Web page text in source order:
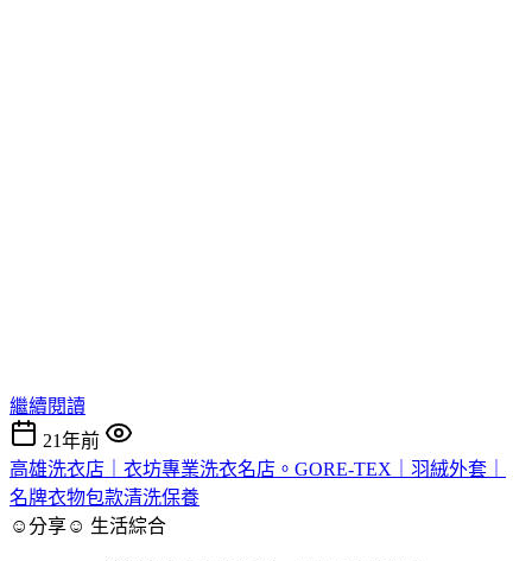
繼續閱讀
21年前
高雄洗衣店｜衣坊專業洗衣名店。GORE-TEX｜羽絨外套｜
名牌衣物包款清洗保養
☺分享☺ 生活綜合